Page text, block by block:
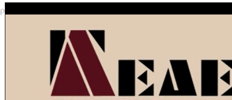
προκειμένου να αντιμετωπίσουν άμεσα τυχόν